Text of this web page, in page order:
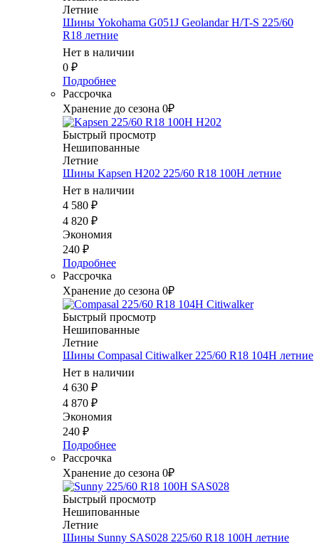
Летние
Шины Yokohama G051J Geolandar H/T-S 225/60
R18 летние
Нет в наличии
0 ₽
Подробнее
Рассрочка
Хранение до сезона 0₽
Быстрый просмотр
Нешипованные
Летние
Шины Kapsen H202 225/60 R18 100H летние
Нет в наличии
4 580 ₽
4 820 ₽
Экономия
240 ₽
Подробнее
Рассрочка
Хранение до сезона 0₽
Быстрый просмотр
Нешипованные
Летние
Шины Compasal Citiwalker 225/60 R18 104H летние
Нет в наличии
4 630 ₽
4 870 ₽
Экономия
240 ₽
Подробнее
Рассрочка
Хранение до сезона 0₽
Быстрый просмотр
Нешипованные
Летние
Шины Sunny SAS028 225/60 R18 100H летние